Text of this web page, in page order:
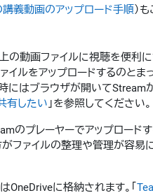
義動画のアップロード手順）
の動画ファイルに視聴を便利
イルをアップロードするのとま
はブラウザが開いてStream
有したい 」を参照してください。
のプレーヤーでアップロード
ファイルの整理や管理が容易
に格納されます。「